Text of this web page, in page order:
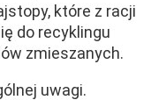
które z racji
do recyklingu
zmieszanych.
uwagi.